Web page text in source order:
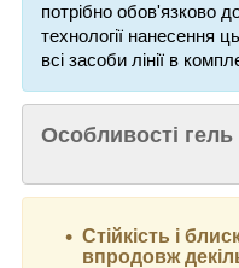
потрібно обов'язково
технології нанесення
всі засоби лінії в
Особливості
Стійкість і
впродовж